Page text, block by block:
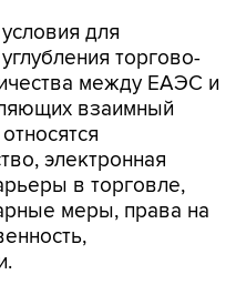
для
торгово-
между ЕАЭС и
взаимный
электронная
в торговле,
меры, права на